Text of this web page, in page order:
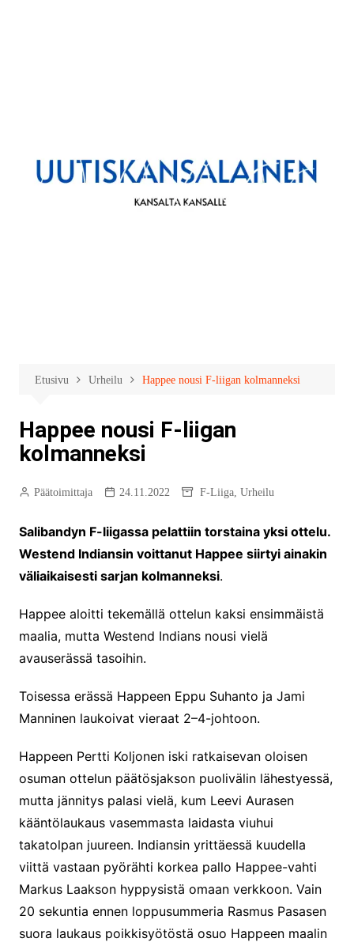
Etusivu Urheilu Happee nousi F-liigan kolmanneksi
Happee nousi F-liigan
kolmanneksi
Päätoimittaja 24.11.2022 F-Liiga, Urheilu
Salibandyn F-liigassa pelattiin torstaina yksi ottelu.
Westend Indiansin voittanut Happee siirtyi ainakin
väliaikaisesti sarjan kolmanneksi.
Happee aloitti tekemällä ottelun kaksi ensimmäistä
maalia, mutta Westend Indians nousi vielä
avauserässä tasoihin.
Toisessa erässä Happeen Eppu Suhanto ja Jami
Manninen laukoivat vieraat 2–4-johtoon.
Happeen Pertti Koljonen iski ratkaisevan oloisen
osuman ottelun päätösjakson puolivälin lähestyessä,
mutta jännitys palasi vielä, kum Leevi Aurasen
kääntölaukaus vasemmasta laidasta viuhui
takatolpan juureen. Indiansin yrittäessä kuudella
viittä vastaan pyörähti korkea pallo Happee-vahti
Markus Laakson hyppysistä omaan verkkoon. Vain
20 sekuntia ennen loppusummeria Rasmus Pasasen
suora laukaus poikkisyötöstä osuo Happeen maalin